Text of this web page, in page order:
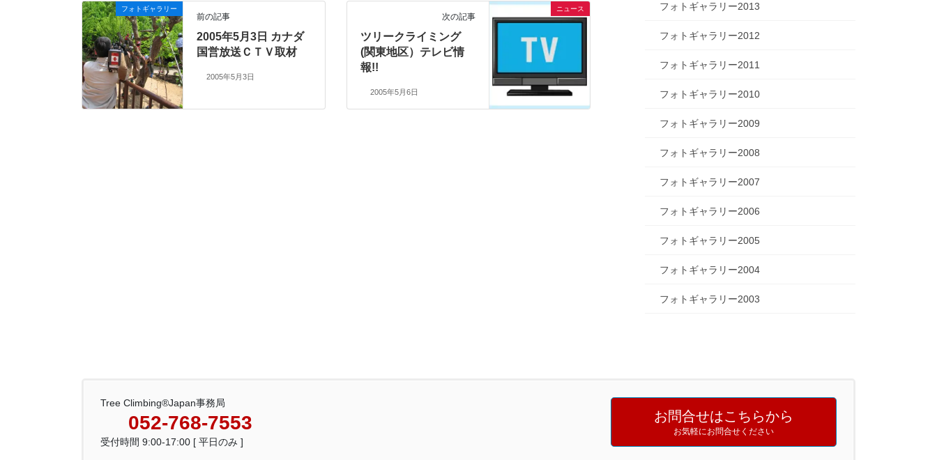
フォトギャラリー
前の記事
2005年5月3日 カナダ
国営放送ＣＴＶ取材
2005年5月3日
ニュース
次の記事
ツリークライミング
(関東地区）テレビ情
報!!
2005年5月6日
フォトギャラリー2013
フォトギャラリー2012
フォトギャラリー2011
フォトギャラリー2010
フォトギャラリー2009
フォトギャラリー2008
フォトギャラリー2007
フォトギャラリー2006
フォトギャラリー2005
フォトギャラリー2004
フォトギャラリー2003
Tree Climbing®Japan事務局
052-768-7553
受付時間 9:00-17:00 [ 平日のみ ]
お問合せはこちらから
お気軽にお問合せください